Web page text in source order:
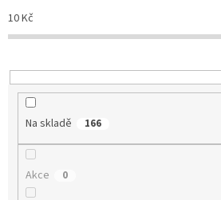
p
r
o
u
10Kč
Na skladě 166
Akce 0